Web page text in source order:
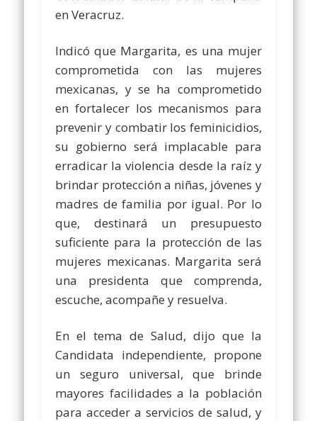
en Veracruz.
Indicó que Margarita, es una mujer
comprometida con las mujeres
mexicanas, y se ha comprometido
en fortalecer los mecanismos para
prevenir y combatir los feminicidios,
su gobierno será implacable para
erradicar la violencia desde la raíz y
brindar protección a niñas, jóvenes y
madres de familia por igual. Por lo
que, destinará un presupuesto
suficiente para la protección de las
mujeres mexicanas. Margarita será
una presidenta que comprenda,
escuche, acompañe y resuelva.
En el tema de Salud, dijo que la
Candidata independiente, propone
un seguro universal, que brinde
mayores facilidades a la población
para acceder a servicios de salud, y